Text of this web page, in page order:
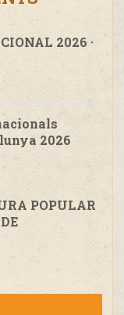
2026 ·
2026
POPULAR